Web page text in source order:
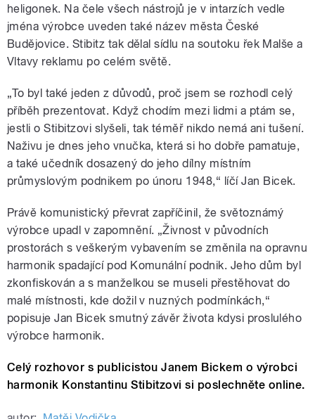
heligonek. Na čele všech nástrojů je v intarzích vedle
jména výrobce uveden také název města České
Budějovice. Stibitz tak dělal sídlu na soutoku řek Malše a
Vltavy reklamu po celém světě.
„To byl také jeden z důvodů, proč jsem se rozhodl celý
příběh prezentovat. Když chodím mezi lidmi a ptám se,
jestli o Stibitzovi slyšeli, tak téměř nikdo nemá ani tušení.
Naživu je dnes jeho vnučka, která si ho dobře pamatuje,
a také učedník dosazený do jeho dílny místním
průmyslovým podnikem po únoru 1948,“ líčí Jan Bicek.
Právě komunistický převrat zapříčinil, že světoznámý
výrobce upadl v zapomnění. „Živnost v původních
prostorách s veškerým vybavením se změnila na opravnu
harmonik spadající pod Komunální podnik. Jeho dům byl
zkonfiskován a s manželkou se museli přestěhovat do
malé místnosti, kde dožil v nuzných podmínkách,“
popisuje Jan Bicek smutný závěr života kdysi proslulého
výrobce harmonik.
Celý rozhovor s publicistou Janem Bickem o výrobci
harmonik Konstantinu Stibitzovi si poslechněte online.